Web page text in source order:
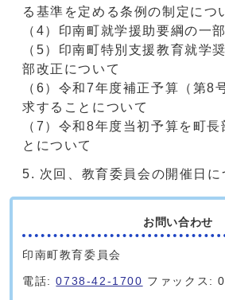
る基準を定める条例の制定につ
（4）印南町就学援助要綱の一
（5）印南町特別支援教育就学
部改正について
（6）令和7年度補正予算（第8
求することについて
（7）令和8年度当初予算を町長
とについて
次回、教育委員会の開催日に
お問い合わせ
印南町教育委員会
電話:0738-42-1700 ファックス: